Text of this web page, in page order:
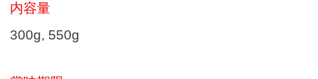
内容量
300g, 550g